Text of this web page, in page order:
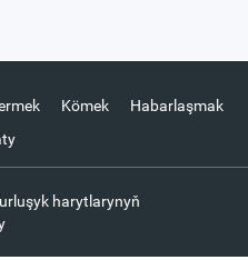
Kömek
Habarlaşmak
harytlarynyň